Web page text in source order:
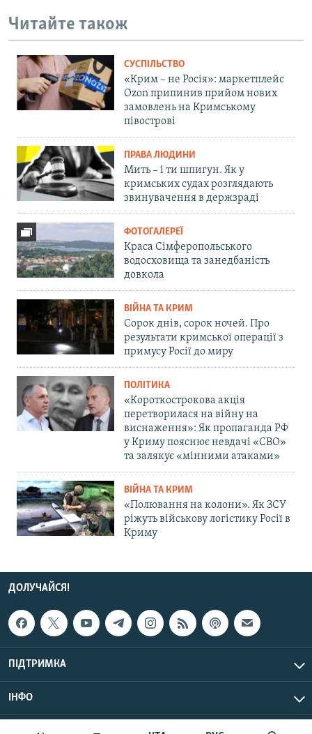
Читайте також
СУСПІЛЬСТВО
«Крим – не Росія»: маркетплейс
Ozon припинив прийом нових
замовлень на Кримському
півострові
ПРАВА ЛЮДИНИ
Мить – і ти шпигун. Як у
кримських судах розглядають
звинувачення в держзраді
ФОТОГАЛЕРЕЇ
Краса Сімферопольського
водосховища та занедбаність
довкола
ВІЙНА ТА КРИМ
Сорок днів, сорок ночей. Про
результати кримської операції з
примусу Росії до миру
ПОЛІТИКА
«Короткострокова акція
перетворилася на війну на
виснаження»: Як пропаганда РФ
у Криму пояснює невдачі «СВО»
та залякує «мінними атаками»
ВІЙНА ТА КРИМ
«Полювання на колони». Як ЗСУ
ріжуть військову логістику Росії в
Криму
ДОЛУЧАЙСЯ!
ПІДТРИМКА
ІНФО